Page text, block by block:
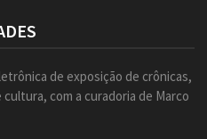
de exposição de crônicas,
com a curadoria de Marco